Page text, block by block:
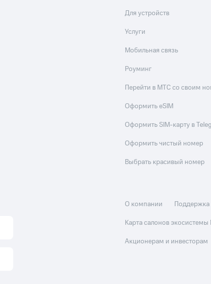
Для устройств
Услуги
Мобильная связь
Роуминг
Перейти в МТС со своим
Оформить eSIM
Оформить SIM-карту в
Оформить чистый номер
Выбрать красивый номер
О компании Поддержка
Карта салонов
Акционерам и инвесторам